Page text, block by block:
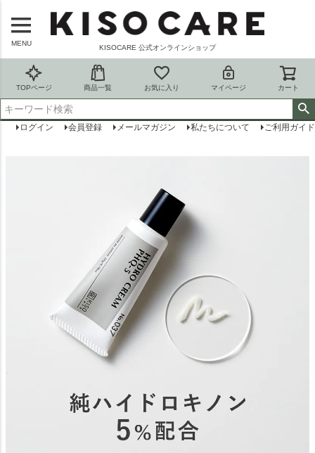
MENU
KISOCARE 公式オンラインショップ
TOPページ 商品一覧 お気に入り マイページ カート
ログイン 会員登録 メールマガジン 私たちについて ご利用ガイド